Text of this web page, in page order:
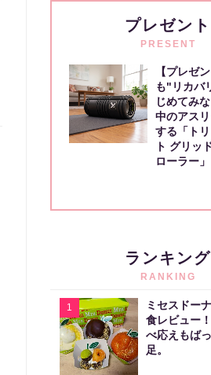
プレゼント
PRESENT
【プレゼ
も"リカバ
じめてみ
中のアス
する「ト
ト グリッ
ローラー」
ランキング
RANKING
1
ミセスドー
食レビュー
べ応えもば
足。